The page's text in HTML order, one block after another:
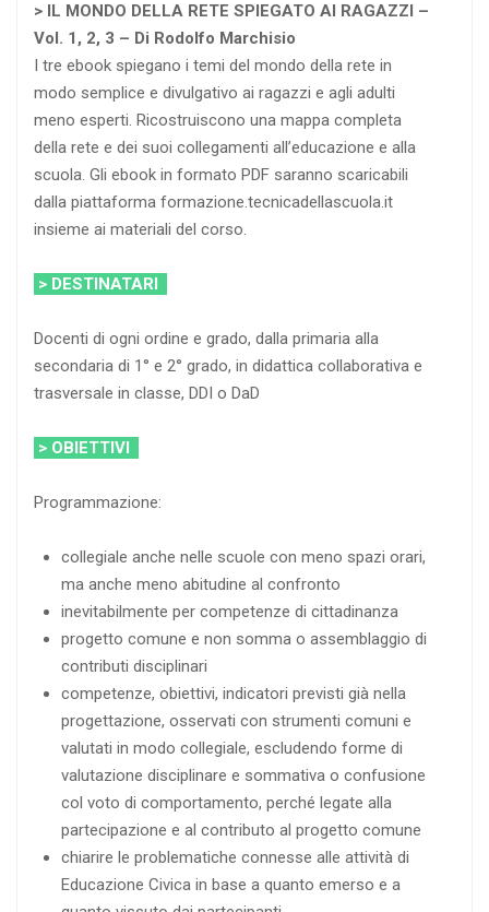
> IL MONDO DELLA RETE SPIEGATO AI RAGAZZI –
Vol. 1, 2, 3 – Di Rodolfo Marchisio
I tre ebook spiegano i temi del mondo della rete in
modo semplice e divulgativo ai ragazzi e agli adulti
meno esperti. Ricostruiscono una mappa completa
della rete e dei suoi collegamenti all’educazione e alla
scuola. Gli ebook in formato PDF saranno scaricabili
dalla piattaforma formazione.tecnicadellascuola.it
insieme ai materiali del corso.
> DESTINATARI
Docenti di ogni ordine e grado, dalla primaria alla
secondaria di 1° e 2° grado, in didattica collaborativa e
trasversale in classe, DDI o DaD
> OBIETTIVI
Programmazione:
collegiale anche nelle scuole con meno spazi orari,
ma anche meno abitudine al confronto
inevitabilmente per competenze di cittadinanza
progetto comune e non somma o assemblaggio di
contributi disciplinari
competenze, obiettivi, indicatori previsti già nella
progettazione, osservati con strumenti comuni e
valutati in modo collegiale, escludendo forme di
valutazione disciplinare e sommativa o confusione
col voto di comportamento, perché legate alla
partecipazione e al contributo al progetto comune
chiarire le problematiche connesse alle attività di
Educazione Civica in base a quanto emerso e a